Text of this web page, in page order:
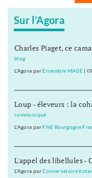
Sur l’Agora
Charles Piaget, ce
blog
L'Agora parEnsemble MAGE |
Loup - éleveurs : la
communiqué
L'Agora parFNE Bourgogne
L'appel des libellules -
L'Agora parConservatoire